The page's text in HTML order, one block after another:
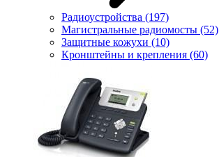
Радиоустройства (197)
Магистральные радиомосты (52)
Защитные кожухи (10)
Кронштейны и крепления (60)